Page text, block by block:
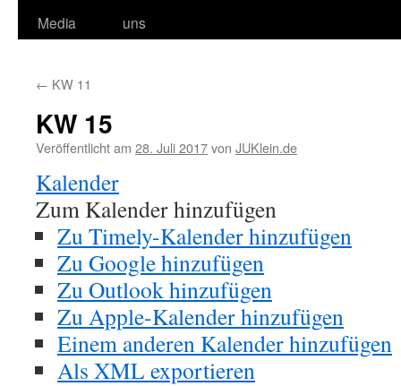
Media
uns
← KW 11
KW 15
Veröffentlicht am 28. Juli 2017von JUKlein.de
Kalender
Zum Kalender hinzufügen
Zu Timely-Kalender hinzufügen
Zu Google hinzufügen
Zu Outlook hinzufügen
Zu Apple-Kalender hinzufügen
Einem anderen Kalender hinzufügen
Als XML exportieren